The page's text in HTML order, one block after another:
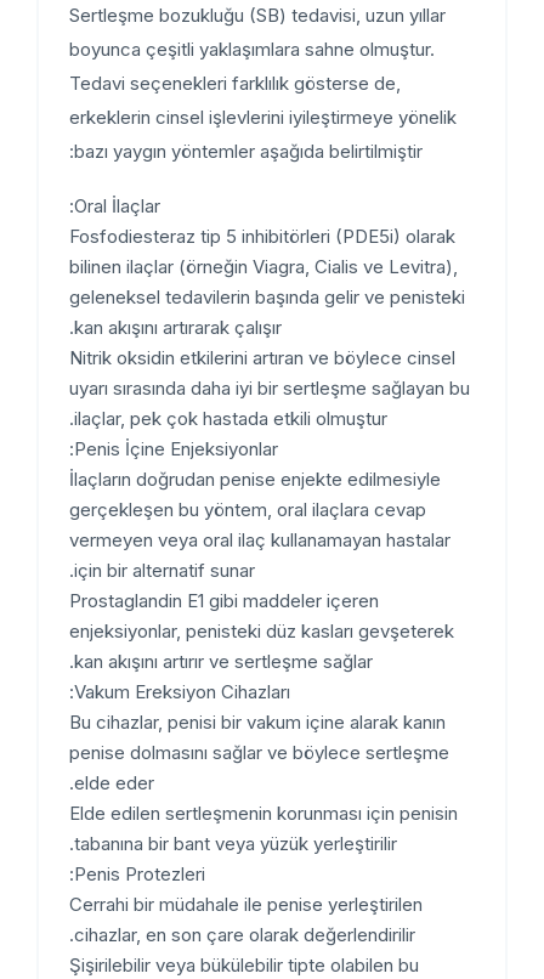
Sertleşme bozukluğu (SB) tedavisi, uzun yıllar
boyunca çeşitli yaklaşımlara sahne olmuştur.
Tedavi seçenekleri farklılık gösterse de,
erkeklerin cinsel işlevlerini iyileştirmeye yönelik
bazı yaygın yöntemler aşağıda belirtilmiştir:
Oral İlaçlar:
Fosfodiesteraz tip 5 inhibitörleri (PDE5i) olarak
bilinen ilaçlar (örneğin Viagra, Cialis ve Levitra),
geleneksel tedavilerin başında gelir ve penisteki
kan akışını artırarak çalışır.
Nitrik oksidin etkilerini artıran ve böylece cinsel
uyarı sırasında daha iyi bir sertleşme sağlayan bu
ilaçlar, pek çok hastada etkili olmuştur.
Penis İçine Enjeksiyonlar:
İlaçların doğrudan penise enjekte edilmesiyle
gerçekleşen bu yöntem, oral ilaçlara cevap
vermeyen veya oral ilaç kullanamayan hastalar
için bir alternatif sunar.
Prostaglandin E1 gibi maddeler içeren
enjeksiyonlar, penisteki düz kasları gevşeterek
kan akışını artırır ve sertleşme sağlar.
Vakum Ereksiyon Cihazları:
Bu cihazlar, penisi bir vakum içine alarak kanın
penise dolmasını sağlar ve böylece sertleşme
elde eder.
Elde edilen sertleşmenin korunması için penisin
tabanına bir bant veya yüzük yerleştirilir.
Penis Protezleri:
Cerrahi bir müdahale ile penise yerleştirilen
cihazlar, en son çare olarak değerlendirilir.
Şişirilebilir veya bükülebilir tipte olabilen bu